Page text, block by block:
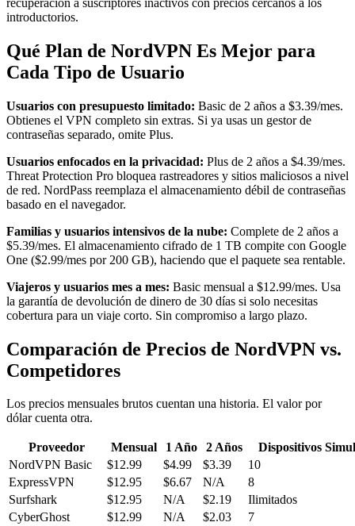
introductorios.
Qué Plan de NordVPN Es Mejor para
Cada Tipo de Usuario
Usuarios con presupuesto limitado: Basic de 2 años a $3.39/mes.
Obtienes el VPN completo sin extras. Si ya usas un gestor de
contraseñas separado, omite Plus.
Usuarios enfocados en la privacidad: Plus de 2 años a $4.39/mes.
Threat Protection Pro bloquea rastreadores y sitios maliciosos a nivel
de red. NordPass reemplaza el almacenamiento débil de contraseñas
basado en el navegador.
Familias y usuarios intensivos de la nube: Complete de 2 años a
$5.39/mes. El almacenamiento cifrado de 1 TB compite con Google
One ($2.99/mes por 200 GB), haciendo que el paquete sea rentable.
Viajeros y usuarios mes a mes: Basic mensual a $12.99/mes. Usa
la garantía de devolución de dinero de 30 días si solo necesitas
cobertura para un viaje corto. Sin compromiso a largo plazo.
Comparación de Precios de NordVPN vs.
Competidores
Los precios mensuales brutos cuentan una historia. El valor por
dólar cuenta otra.
Proveedor Mensual 1 Año 2 Años
Dispositivos
NordVPN Basic
$12.99 $4.99 $3.39
10
ExpressVPN
$12.95 $6.67 N/A
8
Surfshark
$12.95 N/A $2.19
Ilimitados
CyberGhost
$12.99 N/A $2.03 7